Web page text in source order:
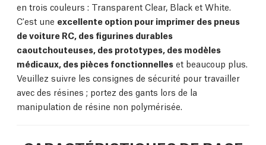
en trois couleurs : Transparent Clear, Black et White.
C'est une excellente option pour imprimer des pneus
de voiture RC, des figurines durables
caoutchouteuses, des prototypes, des modèles
médicaux, des pièces fonctionnelles et beaucoup plus.
Veuillez suivre les consignes de sécurité pour travailler
avec des résines ; portez des gants lors de la
manipulation de résine non polymérisée.